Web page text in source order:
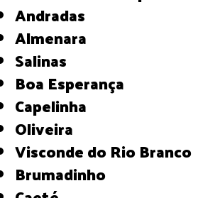
Andradas
Almenara
Salinas
Boa Esperança
Capelinha
Oliveira
Visconde do Rio Branco
Brumadinho